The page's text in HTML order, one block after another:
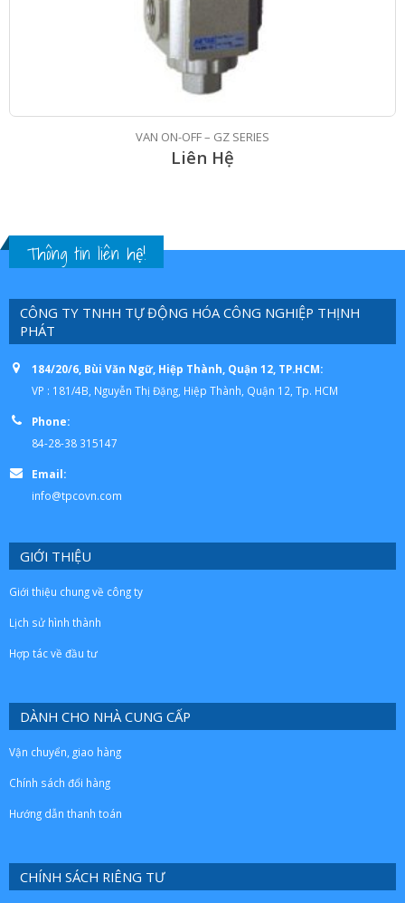
VAN ON-OFF – GZ SERIES
Liên Hệ
Thông tin liên hệ!
CÔNG TY TNHH TỰ ĐỘNG HÓA CÔNG NGHIỆP THỊNH
PHÁT
184/20/6, Bùi Văn Ngữ, Hiệp Thành, Quận 12, TP.HCM:
VP : 181/4B, Nguyễn Thị Đặng, Hiệp Thành, Quận 12, Tp. HCM
Phone:
84-28-38 315147
Email:
info@tpcovn.com
GIỚI THIỆU
Giới thiệu chung về công ty
Lịch sử hình thành
Hợp tác về đầu tư
DÀNH CHO NHÀ CUNG CẤP
Vận chuyển, giao hàng
Chính sách đổi hàng
Hướng dẫn thanh toán
CHÍNH SÁCH RIÊNG TƯ